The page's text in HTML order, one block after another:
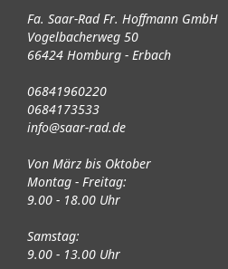
Fa. Saar-Rad Fr. Hoffmann GmbH
Vogelbacherweg 50
66424 Homburg - Erbach
06841960220
0684173533
info@saar-rad.de
Von März bis Oktober
Montag - Freitag:
9.00 - 18.00 Uhr
Samstag:
9.00 - 13.00 Uhr